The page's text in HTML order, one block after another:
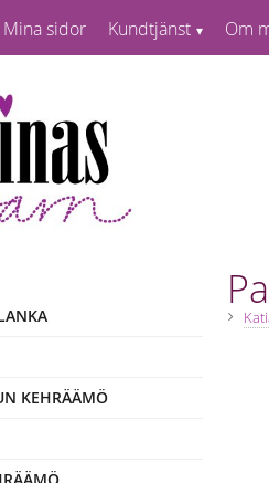
Mina sidor Kundtjänst Om
KEHRÄÄMÖ